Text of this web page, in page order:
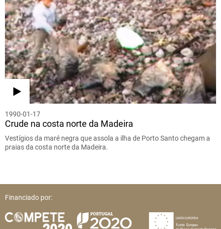
1990-01-17
Crude na costa norte da Madeira
Vestígios da maré negra que assola a ilha de Porto Santo chegam a
praias da costa norte da Madeira.
Financiado por: